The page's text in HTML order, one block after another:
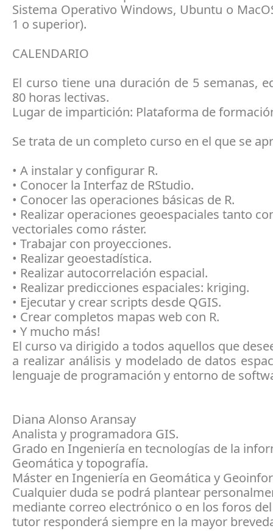
Sistema Operativo Windows, Ubuntu o
1 o superior).
CALENDARIO
El curso tiene una duración de 5 semanas,
80 horas lectivas.
Lugar de impartición: Plataforma de
Se trata de un completo curso en el que se
• A instalar y configurar R.
• Conocer la Interfaz de RStudio.
• Conocer las operaciones básicas de R.
• Realizar operaciones geoespaciales tanto
vectoriales como ráster.
• Trabajar con proyecciones.
• Realizar geoestadística.
• Realizar autocorrelación espacial.
• Realizar predicciones espaciales: kriging.
• Ejecutar y crear scripts desde QGIS.
• Crear completos mapas web con R.
• Y mucho más!
El curso va dirigido a todos aquellos que
a realizar análisis y modelado de datos
lenguaje de programación y entorno de
Diana Alonso Aransay
Analista y programadora GIS.
Grado en Ingeniería en tecnologías de la
Geomática y topografía.
Máster en Ingeniería en Geomática y
Cualquier duda se podrá plantear
mediante correo electrónico o en los foros
tutor responderá siempre en la mayor